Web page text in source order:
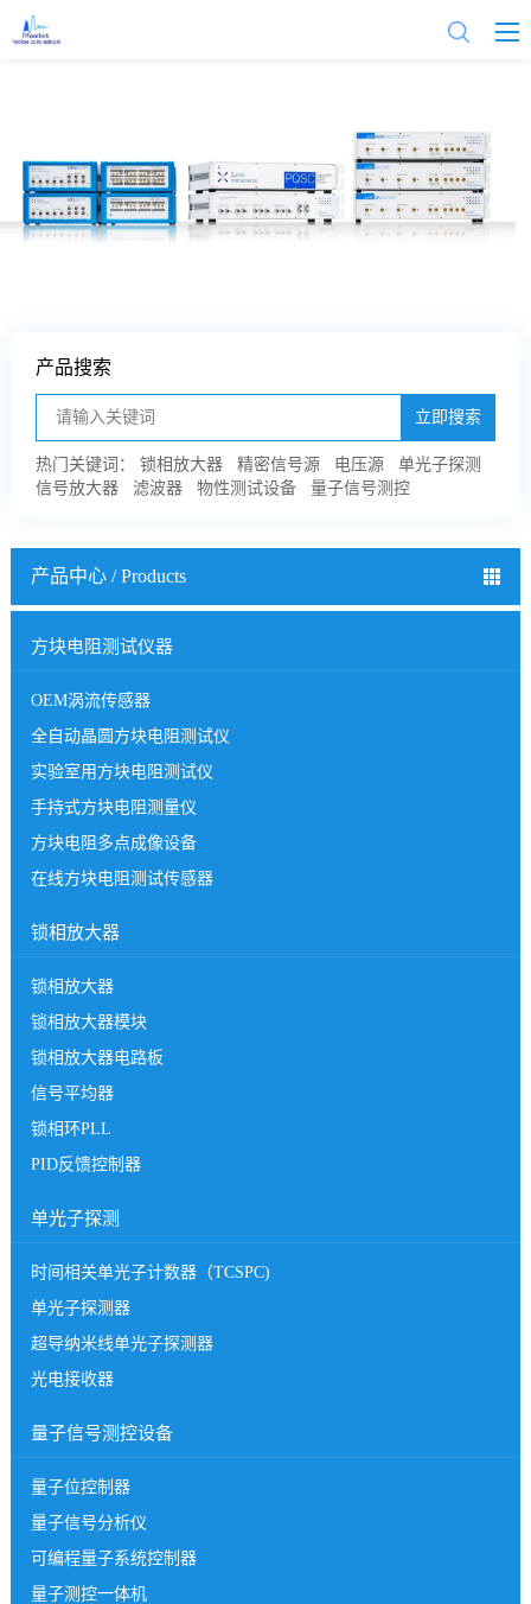
产品搜索
立即搜索
热门关键词：锁相放大器 精密信号源 电压源
单光子探测
信号放大器
滤波器 物性测试设备 量子信号测控
产品中心 / Products
方块电阻测试仪器
OEM涡流传感器
全自动晶圆方块电阻测试仪
实验室用方块电阻测试仪
手持式方块电阻测量仪
方块电阻多点成像设备
在线方块电阻测试传感器
锁相放大器
锁相放大器
锁相放大器模块
锁相放大器电路板
信号平均器
锁相环PLL
PID反馈控制器
单光子探测
时间相关单光子计数器（TCSPC)
单光子探测器
超导纳米线单光子探测器
光电接收器
量子信号测控设备
量子位控制器
量子信号分析仪
可编程量子系统控制器
量子测控一体机